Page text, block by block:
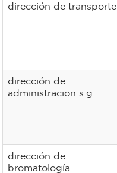
dirección de transporte
dirección de
administracion s.g.
dirección de
bromatología